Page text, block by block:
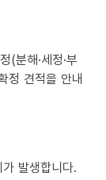
(분해·세정·부
정 견적을 안내
발생합니다.